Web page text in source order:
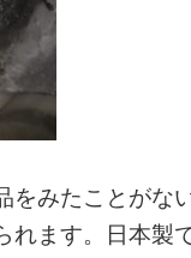
をみたことがな
れます。日本製